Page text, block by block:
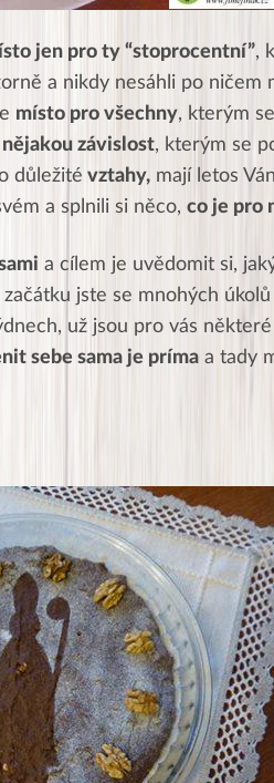
jen pro ty “stoprocentní”,
a nikdy nesáhli po ničem
místo pro všechny, kterým
závislost, kterým se
důležité vztahy, mají letos
a splnili si něco, co je pro
a cílem je uvědomit si,
jste se mnohých úkolů
už jsou pro vás
sebe sama je príma a tady